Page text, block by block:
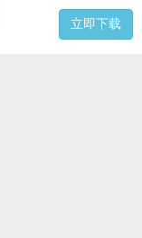
立即下载